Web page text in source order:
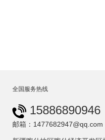
全国服务热线
15886890946
邮箱：1477682947@qq.com